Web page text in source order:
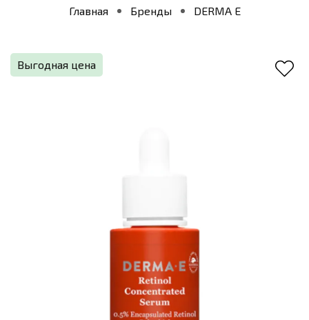
Главная Бренды DERMA E
Выгодная цена